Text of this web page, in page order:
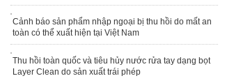
Cảnh báo sản phẩm nhập ngoại bị thu hồi do mất an
toàn có thể xuất hiện tại Việt Nam
Thu hồi toàn quốc và tiêu hủy nước rửa tay dạng bọt
Layer Clean do sản xuất trái phép